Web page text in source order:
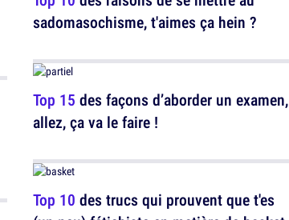
sadomasochisme, t'aimes ça hein ?
Top 15 des façons d’aborder un examen,
allez, ça va le faire !
Top 10 des trucs qui prouvent que t'es